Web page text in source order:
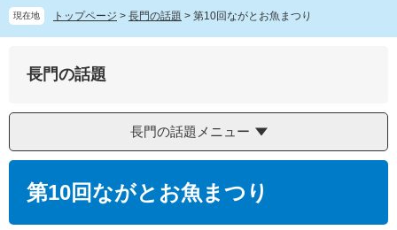
文
へ
現在地 トップページ > 長門の話題 > 第10回ながとお魚まつり
長門の話題
長門の話題メニュー
第10回ながとお魚まつり